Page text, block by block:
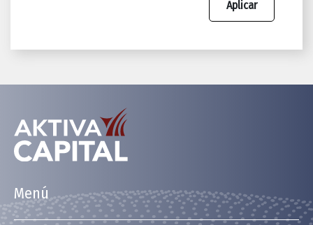
Aplicar
Menú